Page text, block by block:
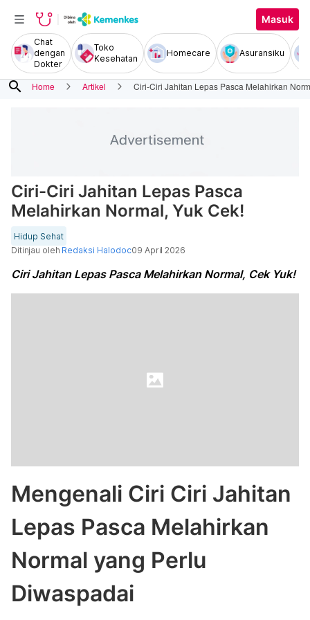
Masuk
Chat
dengan
Dokter
Toko
Kesehatan
Homecare Asuransiku
search Home Artikel Ciri-Ciri Jahitan Lepas Pasca Melahirkan
Ciri-Ciri Jahitan Lepas Pasca
Melahirkan Normal, Yuk Cek!
Hidup Sehat
Ditinjau oleh Redaksi Halodoc09 April 2026
Ciri Jahitan Lepas Pasca Melahirkan Normal, Cek Yuk!
Mengenali Ciri Ciri Jahitan
Lepas Pasca Melahirkan
Normal yang Perlu
Diwaspadai